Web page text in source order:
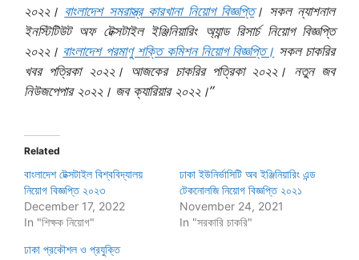
২০২২। বাংলাদেশ সমরাস্ত্র কারখানা নিয়োগ বিজ্ঞপ্তি। সকল ন্যাশনাল
ইনস্টিটিউট অফ টেক্সটাইল ইঞ্জিনিয়ারিং অ্যান্ড রিসার্চ নিয়োগ বিজ্ঞপ্তি
২০২২। বাংলাদেশ পরমাণু শক্তি কমিশন নিয়োগ বিজ্ঞপ্তি। সকল চাকরির
খবর পত্রিকা ২০২২। আজকের চাকরির পত্রিকা ২০২২। নতুন জব
নিউজপেপার ২০২২। জব ক্যারিয়ার ২০২২।”
Related
বাংলাদেশ টেক্সটাইল বিশ্ববিদ্যালয়
নিয়োগ বিজ্ঞপ্তি ২০২৩
December 17, 2022
In "শিক্ষক নিয়োগ"
ঢাকা ইউনির্ভাসিটি অব ইঞ্জিনিয়ারিং এন্ড
টেকনোলজি নিয়োগ বিজ্ঞপ্তি ২০২১
November 24, 2021
In "সরকারি চাকরি"
ঢাকা প্রকৌশল ও প্রযুক্তি